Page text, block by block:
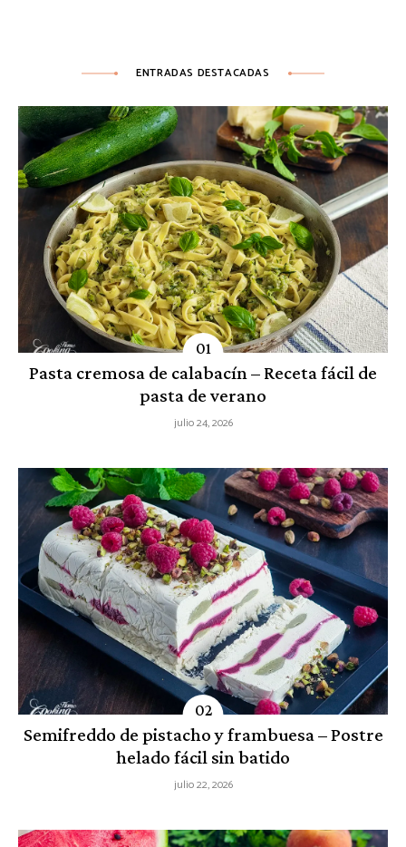
ENTRADAS DESTACADAS
Pasta cremosa de calabacín – Receta fácil de
pasta de verano
julio 24, 2026
Semifreddo de pistacho y frambuesa – Postre
helado fácil sin batido
julio 22, 2026